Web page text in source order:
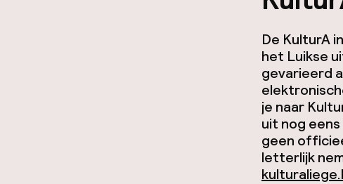
De KulturA
het Luikse
gevarieerd
je naar
uit nog
geen
letterlijk